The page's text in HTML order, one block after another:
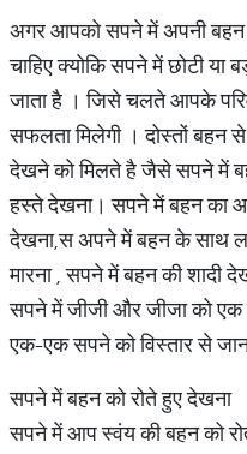
अगर आपको सपने में अपनी बहन
चाहिए क्योकि सपने में छोटी या
जाता है । जिसे चलते आपके
सफलता मिलेगी । दोस्तों बहन
देखने को मिलते है जैसे सपने में
हस्ते देखना। सपने में बहन का
देखना,स अपने में बहन के साथ
मारना , सपने में बहन की शादी
सपने में जीजी और जीजा को एक
एक-एक सपने को विस्तार से
सपने में बहन को रोते हुए देखना
सपने में आप स्वंय की बहन को